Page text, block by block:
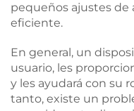
pequeños ajustes de
eficiente.
En general, un
usuario, les
y les ayudará con su
tanto, existe un